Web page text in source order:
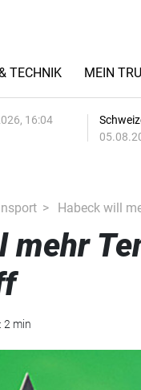
TECHNIK MEIN
16:04
Habeck will
mehr
2 min